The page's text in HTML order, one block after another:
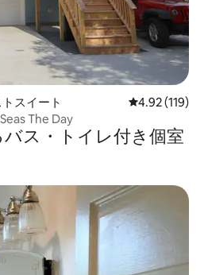
スイート レビュー119
4.92 (119)
The Day
ス・トイレ付き個室
す。